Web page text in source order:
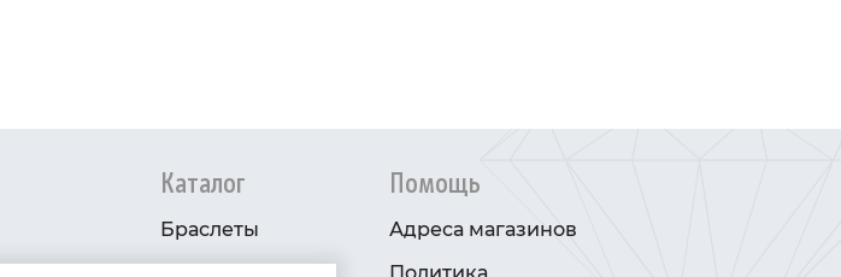
Каталог
Браслеты
Помощь
Адреса магазинов